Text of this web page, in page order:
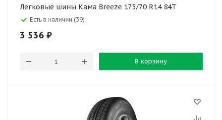
Легковые шины Кама Breeze 175/70 R14 84T
Есть в наличии (39)
3 536 ₽
В корзину